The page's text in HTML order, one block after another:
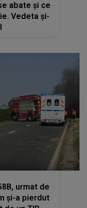
abate și ce
Vedeta și-
urmat de
și-a pierdut